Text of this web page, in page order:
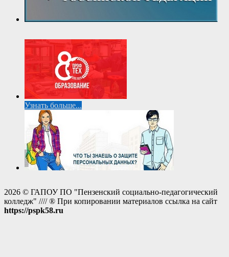
Узнать больше...
2026 © ГАПОУ ПО "Пензенский социально-педагогический
колледж" //// ® При копировании материалов ссылка на сайт
https://pspk58.ru